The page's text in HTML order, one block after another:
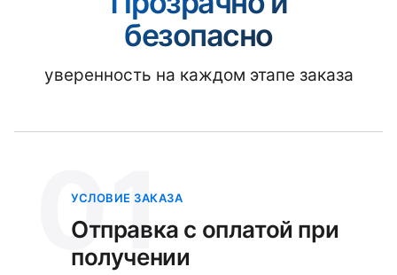
безопасно
уверенность на каждом этапе заказа
01
УСЛОВИЕ ЗАКАЗА
Отправка с оплатой при
получении